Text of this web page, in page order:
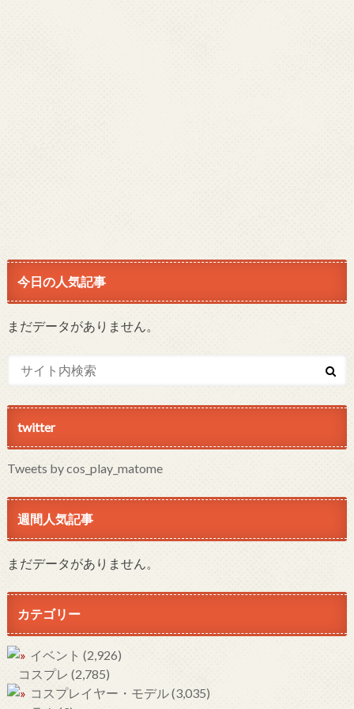
今日の人気記事
まだデータがありません。
twitter
Tweets by cos_play_matome
週間人気記事
まだデータがありません。
カテゴリー
イベント (2,926)
コスプレ (2,785)
コスプレイヤー・モデル(3,035)